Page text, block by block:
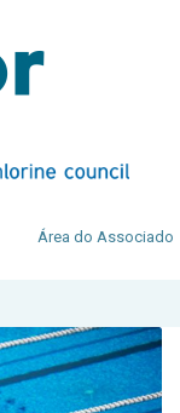
Área do Associado